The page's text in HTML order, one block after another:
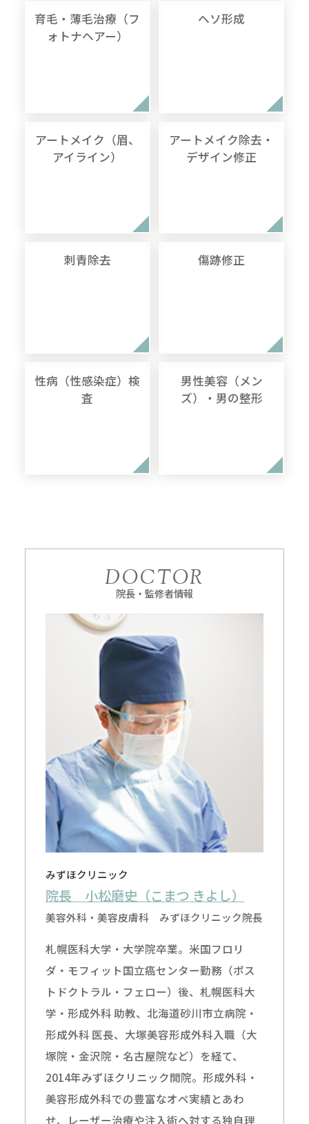
育毛・薄毛治療（フ
ォトナヘアー）
ヘソ形成
アートメイク（眉、
アイライン）
アートメイク除去・
デザイン修正
刺青除去 傷跡修正
性病（性感染症）検
査
男性美容（メン
ズ）・男の整形
DOCTOR
院長・監修者情報
みずほクリニック
院長 小松磨史（こまつ きよし）
美容外科・美容皮膚科 みずほクリニック院長
札幌医科大学・大学院卒業。米国フロリ
ダ・モフィット国立癌センター勤務（ポス
トドクトラル・フェロー）後、札幌医科大
学・形成外科 助教、北海道砂川市立病院・
形成外科 医長、大塚美容形成外科入職（大
塚院・金沢院・名古屋院など）を経て、
2014年みずほクリニック開院。形成外科・
美容形成外科での豊富なオペ実績とあわ
せ、レーザー治療や注入術へ対する独自理
無料
相談
電話
予約
LINE
予約